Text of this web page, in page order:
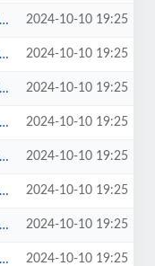
2024-10-10 19:25
2024-10-10 19:25
2024-10-10 19:25
2024-10-10 19:25
2024-10-10 19:25
2024-10-10 19:25
2024-10-10 19:25
2024-10-10 19:25